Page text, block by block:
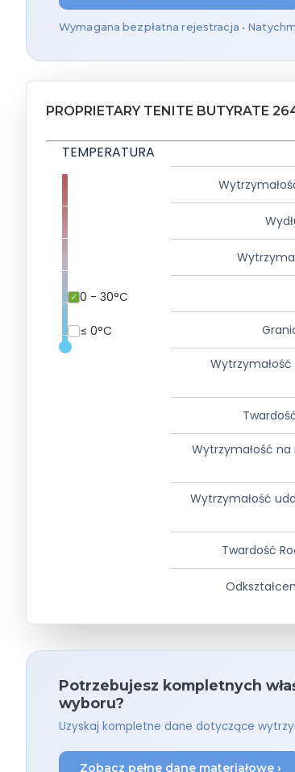
Wymagana bezpłatna rejestracja •
PROPRIETARY TENITE BUTYRATE
TEMPERATURA
≤ 0°C
0 - 30°C
Wytrzymałość
Wytrzymałość
Twardość
Potrzebujesz kompletnych
wyboru?
Uzyskaj kompletne dane dotyczące
Zobacz pełne dane materiałowe ›